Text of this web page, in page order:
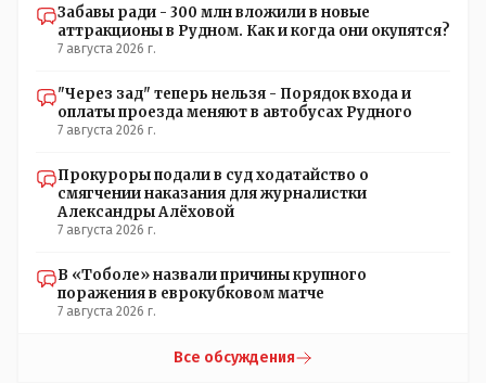
Забавы ради - 300 млн вложили в новые
аттракционы в Рудном. Как и когда они окупятся?
7 августа 2026 г.
"Через зад" теперь нельзя - Порядок входа и
оплаты проезда меняют в автобусах Рудного
7 августа 2026 г.
Прокуроры подали в суд ходатайство о
смягчении наказания для журналистки
Александры Алёховой
7 августа 2026 г.
В «Тоболе» назвали причины крупного
поражения в еврокубковом матче
7 августа 2026 г.
Все обсуждения